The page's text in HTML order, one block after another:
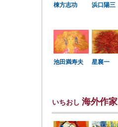
棟方志功 浜口陽三
池田満寿夫 星襄一
いちおし 海外作家